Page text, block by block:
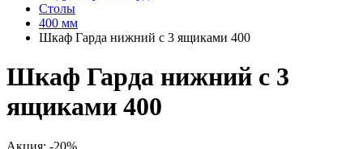
Столы
400 мм
Шкаф Гарда нижний с 3 ящиками 400
Шкаф Гарда нижний с 3
ящиками 400
Акция: -20%